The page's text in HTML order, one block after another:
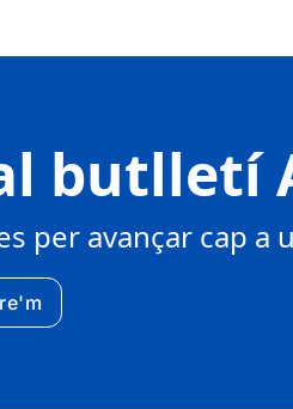
butlletí
per avançar cap a